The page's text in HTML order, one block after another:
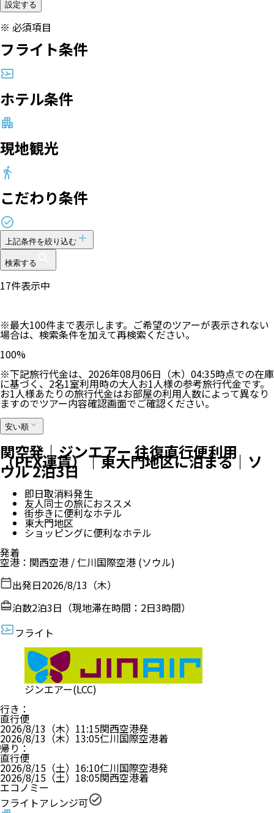
設定する
※ 必須項目
フライト条件
ホテル条件
現地観光
こだわり条件
上記条件を絞り込む
検索する
17件表示中
※最大100件まで表示します。ご希望のツアーが表示されない
場合は、検索条件を加えて再検索ください。
100%
※下記旅行代金は、 2026年08月06日（木）04:35時点での在庫
に基づく、2名1室利用時の大人お1人様の参考旅行代金です。
お1人様あたりの旅行代金はお部屋の利用人数によって異なり
ますのでツアー内容確認画面でご確認ください。
安い順
関空発｜ジンエアー 往復直行便利用
（PEX運賃）｜東大門地区に泊まる｜ソ
ウル 2泊3日
即日取消料発生
友人同士の旅におススメ
街歩きに便利なホテル
東大門地区
ショッピングに便利なホテル
発着
空港 ： 関西空港 /仁川国際空港 (ソウル)
出発日2026/8/13（木）
泊数2泊3日（現地滞在時間： 2日3時間）
フライト
ジンエアー(LCC)
行き ：
直行便
2026/8/13（木） 11:15関西空港発
2026/8/13（木） 13:05仁川国際空港着
帰り ：
直行便
2026/8/15（土） 16:10仁川国際空港発
2026/8/15（土） 18:05関西空港着
エコノミー
フライトアレンジ可